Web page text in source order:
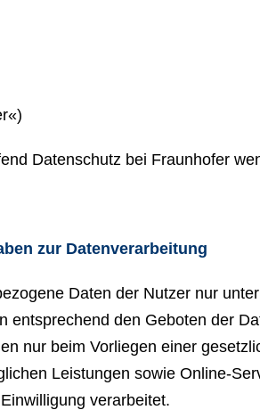
Datenschutz bei Fraunhofer
zur Datenverarbeitung
Daten der Nutzer nur
entsprechend den Geboten der
nur beim Vorliegen einer
Leistungen sowie Online-
verarbeitet.